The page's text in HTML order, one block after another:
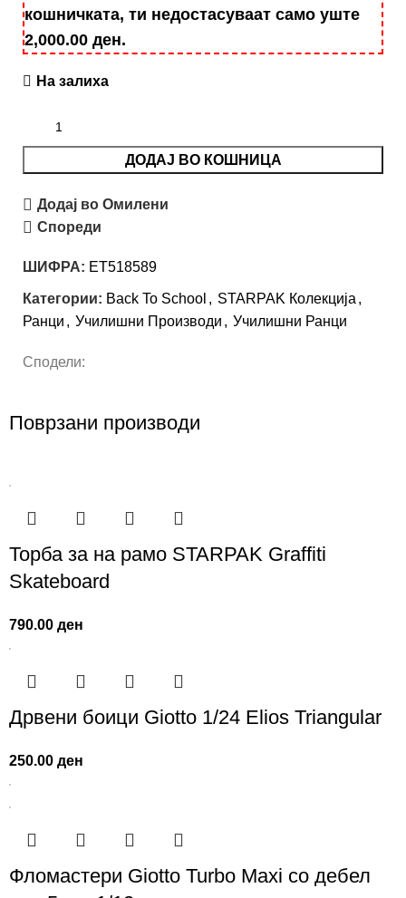
кошничката, ти недостасуваат само уште
2,000.00 ден.
На залиха
ДОДАЈ ВО КОШНИЦА
Додај во Омилени
Спореди
ШИФРА: ET518589
Категории: Back To School , STARPAK Колекција ,
Ранци , Училишни Производи , Училишни Ранци
Сподели:
Поврзани производи
Торба за на рамо STARPAK Graffiti
Skateboard
790.00ден
Дрвени боици Giotto 1/24 Elios Triangular
250.00ден
Фломастери Giotto Turbo Maxi со дебел